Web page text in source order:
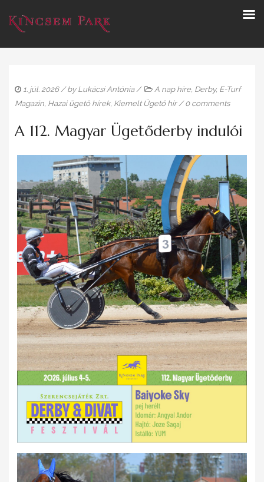
1. júl. 2026/ by Lukácsi Antónia/ A nap híre, Derby, E-Turf
Magazin, Hazai ügető hírek, Kiemelt Ügető hír/0 comments
A 112. Magyar Ügetőderby indulói